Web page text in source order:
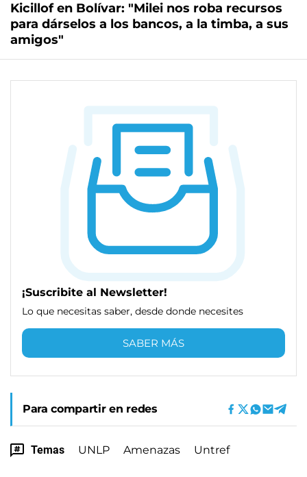
Kicillof en Bolívar: "Milei nos roba recursos
para dárselos a los bancos, a la timba, a sus
amigos"
¡Suscribite al Newsletter!
Lo que necesitas saber, desde donde necesites
SABER MÁS
Para compartir en redes
Temas UNLP Amenazas Untref